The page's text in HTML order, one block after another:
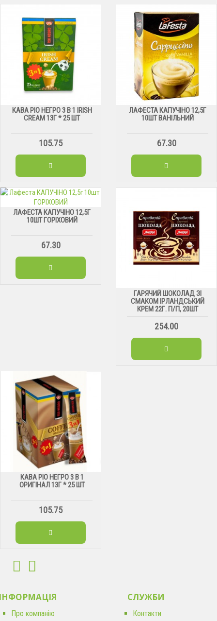
КАВА РІО НЕГРО 3 В 1 IRISH
CREAM 13Г * 25 ШТ
105.75
ЛАФЕСТА КАПУЧІНО 12,5Г
10ШТ ВАНІЛЬНИЙ
67.30
ЛАФЕСТА КАПУЧІНО 12,5Г
10ШТ ГОРІХОВИЙ
67.30
ГАРЯЧИЙ ШОКОЛАД ЗІ
СМАКОМ ІРЛАНДСЬКИЙ
КРЕМ 22Г. П/П, 20ШТ
254.00
КАВА РІО НЕГРО 3 В 1
ОРИГІНАЛ 13Г * 25 ШТ
105.75
Про компанію
CЛУЖБИ
Контакти